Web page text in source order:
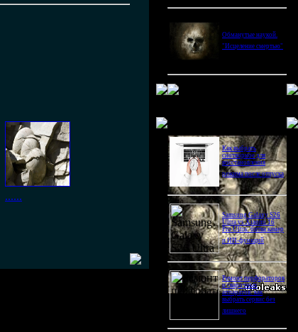
......
Обманутые наукой.
"Исцеление смертью"
Как выбрать
снотворное для
восстановления
режима после отпуска
Samsung Galaxy S26
Ultra vs Xiaomi 16
Pro Ultra: битва камер
и ИИ-функций
Ремонт перфораторов
и сварочных
аппаратов: как
выбрать сервис без
лишнего